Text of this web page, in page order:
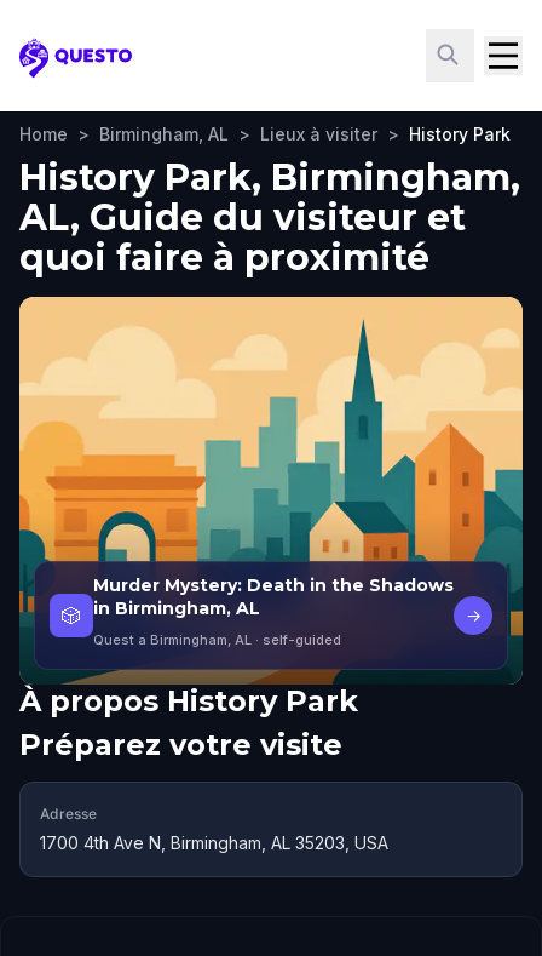
Questo
Home > Birmingham, AL > Lieux à visiter > History Park
History Park, Birmingham,
AL, Guide du visiteur et
quoi faire à proximité
🎲
Murder Mystery: Death in the Shadows
in Birmingham, AL
Quest a Birmingham, AL · self-guided
→
À propos History Park
Préparez votre visite
Adresse
1700 4th Ave N, Birmingham, AL 35203, USA